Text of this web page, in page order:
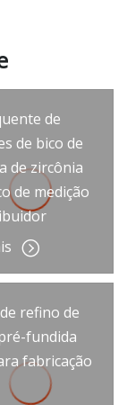
de
de bico de
de zircônia
de medição
refino de
fundida
fabricação